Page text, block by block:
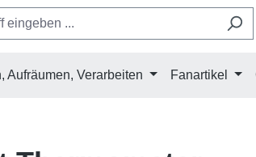
Aufräumen, Verarbeiten Fanartikel